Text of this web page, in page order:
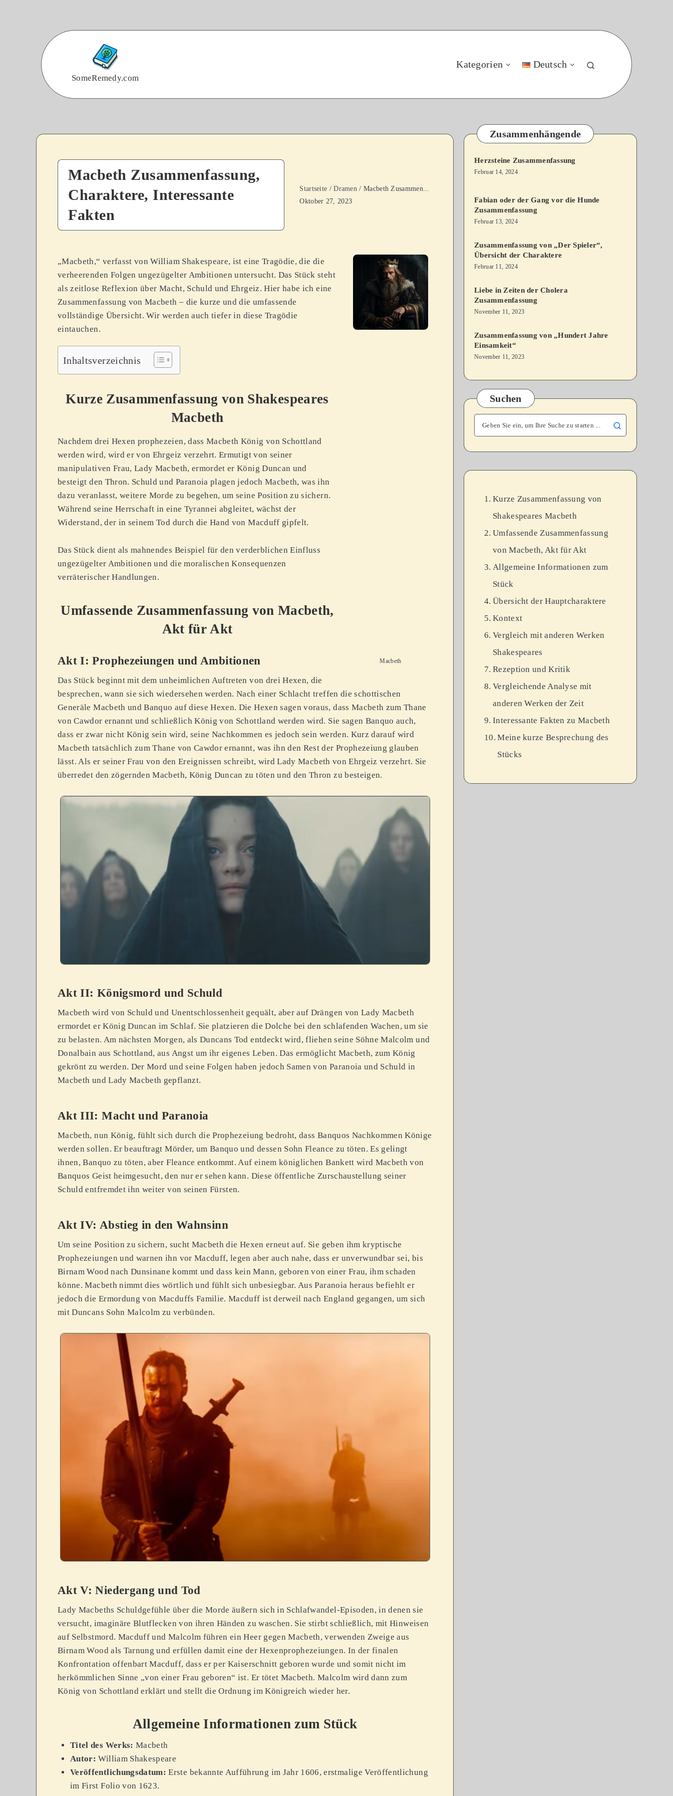
SomeRemedy.com
Kategorien Deutsch
Macbeth Zusammenfassung,
Charaktere, Interessante
Fakten
Startseite /Dramen / Macbeth Zusammen...
Oktober 27, 2023
Macbeth
„Macbeth,“ verfasst von William Shakespeare, ist eine Tragödie, die die
verheerenden Folgen ungezügelter Ambitionen untersucht. Das Stück steht
als zeitlose Reflexion über Macht, Schuld und Ehrgeiz. Hier habe ich eine
Zusammenfassung von Macbeth – die kurze und die umfassende
vollständige Übersicht. Wir werden auch tiefer in diese Tragödie
eintauchen.
Inhaltsverzeichnis
Kurze Zusammenfassung von Shakespeares
Macbeth
Nachdem drei Hexen prophezeien, dass Macbeth König von Schottland
werden wird, wird er von Ehrgeiz verzehrt. Ermutigt von seiner
manipulativen Frau, Lady Macbeth, ermordet er König Duncan und
besteigt den Thron. Schuld und Paranoia plagen jedoch Macbeth, was ihn
dazu veranlasst, weitere Morde zu begehen, um seine Position zu sichern.
Während seine Herrschaft in eine Tyrannei abgleitet, wächst der
Widerstand, der in seinem Tod durch die Hand von Macduff gipfelt.
Das Stück dient als mahnendes Beispiel für den verderblichen Einfluss
ungezügelter Ambitionen und die moralischen Konsequenzen
verräterischer Handlungen.
Umfassende Zusammenfassung von Macbeth,
Akt für Akt
Akt I: Prophezeiungen und Ambitionen
Das Stück beginnt mit dem unheimlichen Auftreten von drei Hexen, die
besprechen, wann sie sich wiedersehen werden. Nach einer Schlacht treffen die schottischen
Generäle Macbeth und Banquo auf diese Hexen. Die Hexen sagen voraus, dass Macbeth zum Thane
von Cawdor ernannt und schließlich König von Schottland werden wird. Sie sagen Banquo auch,
dass er zwar nicht König sein wird, seine Nachkommen es jedoch sein werden. Kurz darauf wird
Macbeth tatsächlich zum Thane von Cawdor ernannt, was ihn den Rest der Prophezeiung glauben
lässt. Als er seiner Frau von den Ereignissen schreibt, wird Lady Macbeth von Ehrgeiz verzehrt. Sie
überredet den zögernden Macbeth, König Duncan zu töten und den Thron zu besteigen.
Akt II: Königsmord und Schuld
Macbeth wird von Schuld und Unentschlossenheit gequält, aber auf Drängen von Lady Macbeth
ermordet er König Duncan im Schlaf. Sie platzieren die Dolche bei den schlafenden Wachen, um sie
zu belasten. Am nächsten Morgen, als Duncans Tod entdeckt wird, fliehen seine Söhne Malcolm und
Donalbain aus Schottland, aus Angst um ihr eigenes Leben. Das ermöglicht Macbeth, zum König
gekrönt zu werden. Der Mord und seine Folgen haben jedoch Samen von Paranoia und Schuld in
Macbeth und Lady Macbeth gepflanzt.
Akt III: Macht und Paranoia
Macbeth, nun König, fühlt sich durch die Prophezeiung bedroht, dass Banquos Nachkommen Könige
werden sollen. Er beauftragt Mörder, um Banquo und dessen Sohn Fleance zu töten. Es gelingt
ihnen, Banquo zu töten, aber Fleance entkommt. Auf einem königlichen Bankett wird Macbeth von
Banquos Geist heimgesucht, den nur er sehen kann. Diese öffentliche Zurschaustellung seiner
Schuld entfremdet ihn weiter von seinen Fürsten.
Akt IV: Abstieg in den Wahnsinn
Um seine Position zu sichern, sucht Macbeth die Hexen erneut auf. Sie geben ihm kryptische
Prophezeiungen und warnen ihn vor Macduff, legen aber auch nahe, dass er unverwundbar sei, bis
Birnam Wood nach Dunsinane kommt und dass kein Mann, geboren von einer Frau, ihm schaden
könne. Macbeth nimmt dies wörtlich und fühlt sich unbesiegbar. Aus Paranoia heraus befiehlt er
jedoch die Ermordung von Macduffs Familie. Macduff ist derweil nach England gegangen, um sich
mit Duncans Sohn Malcolm zu verbünden.
Akt V: Niedergang und Tod
Lady Macbeths Schuldgefühle über die Morde äußern sich in Schlafwandel-Episoden, in denen sie
versucht, imaginäre Blutflecken von ihren Händen zu waschen. Sie stirbt schließlich, mit Hinweisen
auf Selbstmord. Macduff und Malcolm führen ein Heer gegen Macbeth, verwenden Zweige aus
Birnam Wood als Tarnung und erfüllen damit eine der Hexenprophezeiungen. In der finalen
Konfrontation offenbart Macduff, dass er per Kaiserschnitt geboren wurde und somit nicht im
herkömmlichen Sinne „von einer Frau geboren“ ist. Er tötet Macbeth. Malcolm wird dann zum
König von Schottland erklärt und stellt die Ordnung im Königreich wieder her.
Allgemeine Informationen zum Stück
Titel des Werks: Macbeth
Autor: William Shakespeare
Veröffentlichungsdatum: Erste bekannte Aufführung im Jahr 1606, erstmalige Veröffentlichung
im First Folio von 1623.
Zusammenhängende
Herzsteine Zusammenfassung
Februar 14, 2024
Fabian oder der Gang vor die Hunde
Zusammenfassung
Februar 13, 2024
Zusammenfassung von „Der Spieler“,
Übersicht der Charaktere
Februar 11, 2024
Liebe in Zeiten der Cholera
Zusammenfassung
November 11, 2023
Zusammenfassung von „Hundert Jahre
Einsamkeit“
November 11, 2023
Suchen
Kurze Zusammenfassung von
Shakespeares Macbeth
Umfassende Zusammenfassung
von Macbeth, Akt für Akt
Allgemeine Informationen zum
Stück
Übersicht der Hauptcharaktere
Kontext
Vergleich mit anderen Werken
Shakespeares
Rezeption und Kritik
Vergleichende Analyse mit
anderen Werken der Zeit
Interessante Fakten zu Macbeth
Meine kurze Besprechung des
Stücks